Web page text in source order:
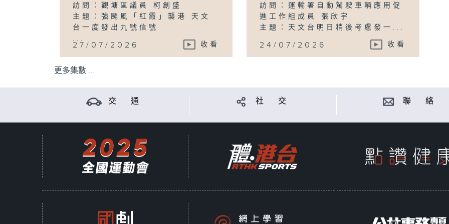
訪問：觀塘區議員 柯創盛
主題：強颱風「紅霞」襲港 天文
台一度發出九號信號
...
27/07/2026 收看
訪問：運輸署自動駕駛車輛應用促
進工作組成員 張欣宇
主題：天文台明日稍後考慮發一...
24/07/2026 收看
更多集數 ...
交 通 社 交 聯 絡